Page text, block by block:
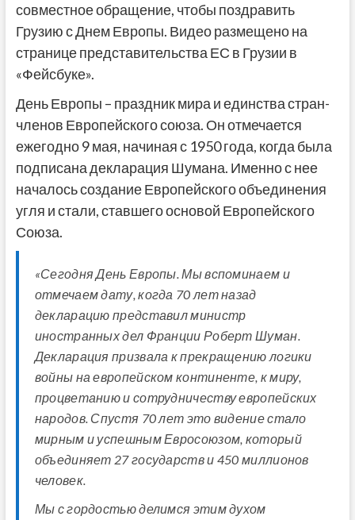
совместное обращение, чтобы поздравить
Грузию с Днем Европы. Видео размещено на
странице представительства ЕС в Грузии в
«Фейсбуке».
День Европы – праздник мира и единства стран-
членов Европейского союза. Он отмечается
ежегодно 9 мая, начиная с 1950 года, когда была
подписана декларация Шумана. Именно с нее
началось создание Европейского объединения
угля и стали, ставшего основой Европейского
Союза.
«Сегодня День Европы. Мы вспоминаем и
отмечаем дату, когда 70 лет назад
декларацию представил министр
иностранных дел Франции Роберт Шуман.
Декларация призвала к прекращению логики
войны на европейском континенте, к миру,
процветанию и сотрудничеству европейских
народов. Спустя 70 лет это видение стало
мирным и успешным Евросоюзом, который
объединяет 27 государств и 450 миллионов
человек.
Мы с гордостью делимся этим духом